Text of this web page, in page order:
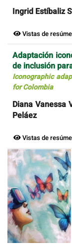
Ingrid Estíbaliz
Vistas de
Adaptación
de inclusión
Iconographic
for Colombia
Diana Vanessa
Peláez
Vistas de